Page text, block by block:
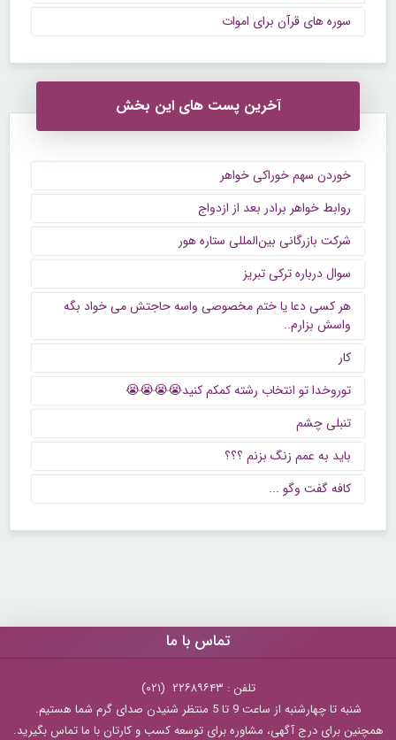
سوره های قرآن برای اموات
آخرین پست های این بخش
خوردن سهم خوراکی خواهر
روابط خواهر برادر بعد از ازدواج
شرکت بازرگانی بین‌المللی ستاره هور
سوال درباره ترکی تبریز
هر کسی دعا یا ختم مخصوصی واسه حاجتش می خواد بگه
واسش بزارم..
کار
توروخدا تو انتخاب رشته کمکم کنید😭😭😭😭
تنبلی چشم
باید به عمم زنگ بزنم ؟؟؟
كافه گفت وگو ...
تماس با ما
تلفن : ۲۲۶۸۹۶۴۳ (۰۲۱)
شنبه تا چهارشنبه از ساعت 9 تا 5 منتظر شنیدن صدای گرم شما هستیم.
همچنین برای درج آگهی، مشاوره برای توسعه کسب و کارتان با ما تماس بگیرید.